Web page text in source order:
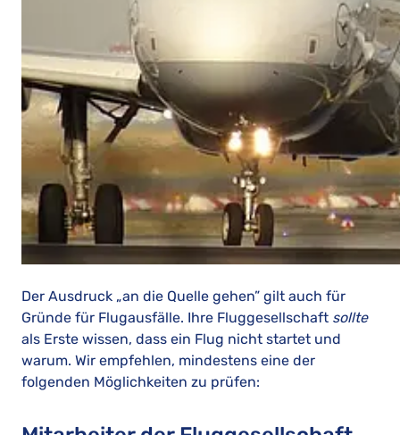
Der Ausdruck „an die Quelle gehen” gilt auch für
Gründe für Flugausfälle. Ihre Fluggesellschaft sollte
als Erste wissen, dass ein Flug nicht startet und
warum. Wir empfehlen, mindestens eine der
folgenden Möglichkeiten zu prüfen: